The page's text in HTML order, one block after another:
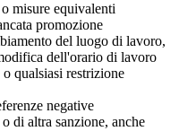
misure equivalenti
promozione
del luogo di lavoro,
dell'orario di lavoro
qualsiasi restrizione
negative
di altra sanzione, anche